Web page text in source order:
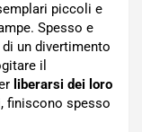
piccoli e
Spesso e
un divertimento
il
liberarsi dei loro
finiscono spesso